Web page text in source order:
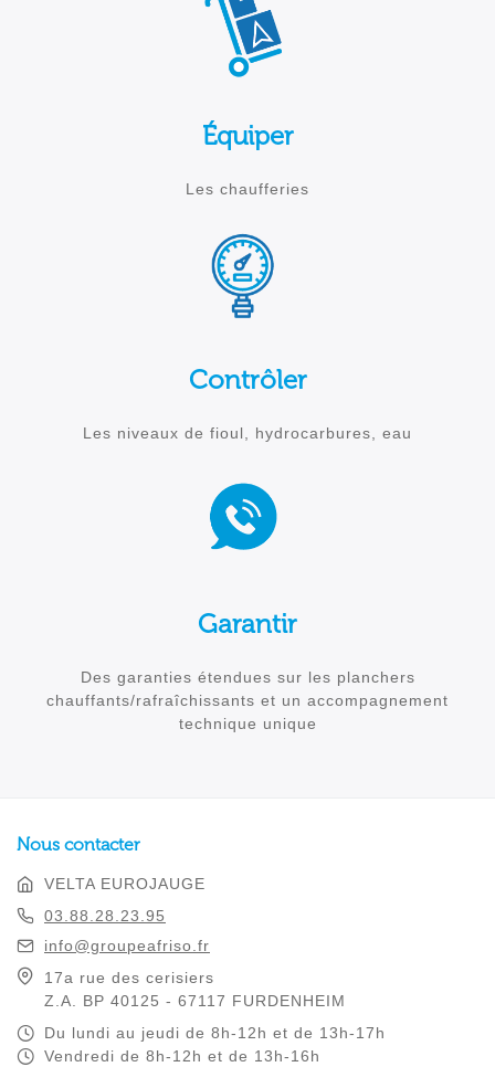
Équiper
Les chaufferies
Contrôler
Les niveaux de fioul, hydrocarbures, eau
Garantir
Des garanties étendues sur les planchers
chauffants/rafraîchissants et un accompagnement
technique unique
Nous contacter
VELTA EUROJAUGE
03.88.28.23.95
info@groupeafriso.fr
17a rue des cerisiers
Z.A. BP 40125 - 67117 FURDENHEIM
Du lundi au jeudi de 8h-12h et de 13h-17h
Vendredi de 8h-12h et de 13h-16h